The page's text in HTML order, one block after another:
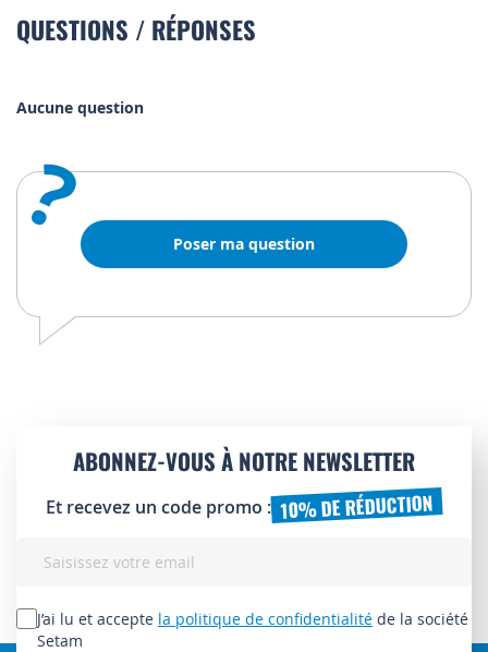
QUESTIONS / RÉPONSES
Aucune question
? Poser ma question
ABONNEZ-VOUS À NOTRE NEWSLETTER
Et recevez un code promo : 10% DE RÉDUCTION
lettre
d’information
J’ai lu et accepte la politique de confidentialité de la société
Setam